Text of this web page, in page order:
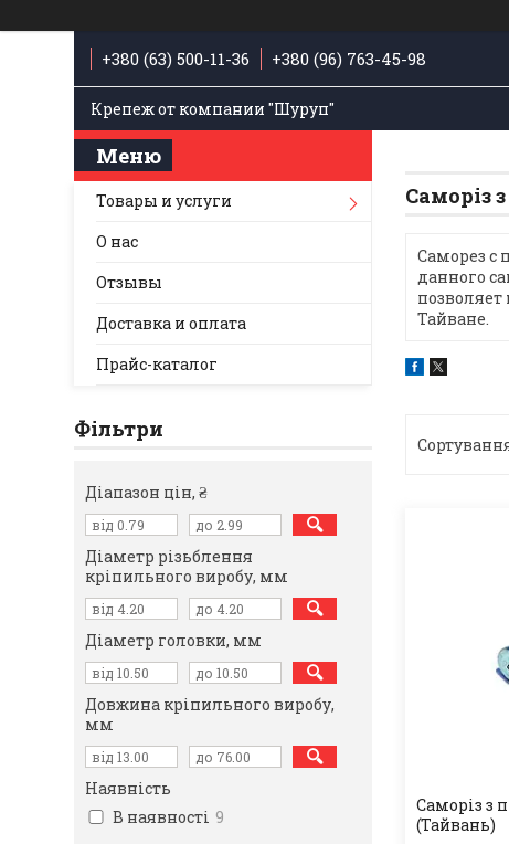
+380 (63) 500-11-36 +380 (96) 763-45-98
Крепеж от компании "Шуруп"
Саморіз
Саморез с
данного
Тайване.
Саморіз з
(Тайвань)
Товары и услуги
О нас
Отзывы
Доставка и оплата
Прайс-каталог
Фільтри
Діапазон цін, ₴
Діаметр різьблення
кріпильного виробу, мм
Діаметр головки, мм
Довжина кріпильного виробу,
мм
Наявність
В наявності 9